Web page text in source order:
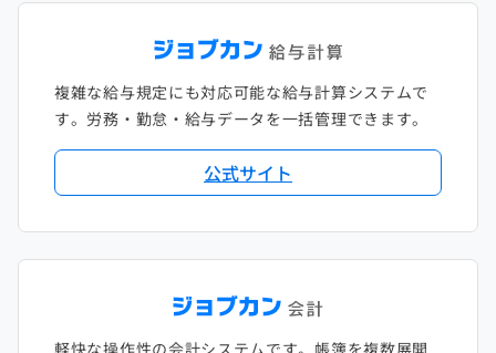
複雑な給与規定にも対応可能な給与計算システムで
す。労務・勤怠・給与データを一括管理できます。
公式サイト